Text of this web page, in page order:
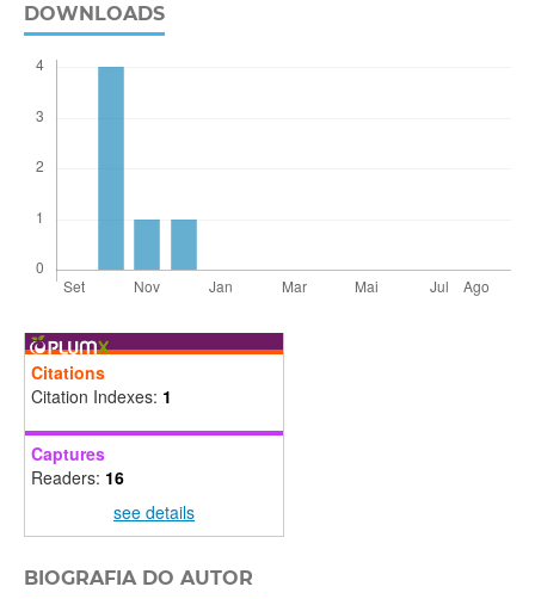
DOWNLOADS
Citations
Citation Indexes: 1
Captures
Readers: 16
see details
BIOGRAFIA DO AUTOR